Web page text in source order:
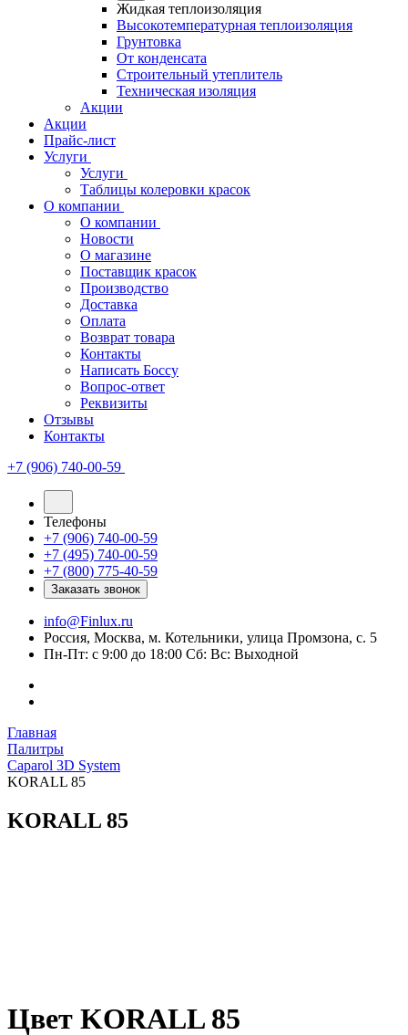
Жидкая теплоизоляция
Высокотемпературная теплоизоляция
Грунтовка
От конденсата
Строительный утеплитель
Техническая изоляция
Акции
Акции
Прайс-лист
Услуги
Услуги
Таблицы колеровки красок
О компании
О компании
Новости
О магазине
Поставщик красок
Производство
Доставка
Оплата
Возврат товара
Контакты
Написать Боссу
Вопрос-ответ
Реквизиты
Отзывы
Контакты
+7 (906) 740-00-59
Телефоны
+7 (906) 740-00-59
+7 (495) 740-00-59
+7 (800) 775-40-59
Заказать звонок
info@Finlux.ru
Россия, Москва, м. Котельники, улица Промзона, с. 5
Пн-Пт: с 9:00 до 18:00 Сб: Вс: Выходной
Главная
Палитры
Caparol 3D System
KORALL 85
KORALL 85
Цвет KORALL 85